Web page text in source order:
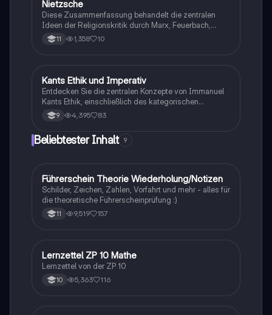
Nietzsche
Diese Zusammenfassung behandelt die zentralen
Ideen der Religionskritik durch Marx, Feuerbach,
Freud und Nietzsche. Sie analysiert Konzepte wie
Atheismus, Nihilismus und die psychoanalytische
welche philosophischen Ansätze sie vertreten. Ideal
für Studierende der Philosophie und
Religionswissenschaften.
11 1,358 10
Philosophie
Kants Ethik und Imperativ
Entdecken Sie die zentralen Konzepte von Immanuel
Kants Ethik, einschließlich des kategorischen
Imperativs, des guten Willens und der
deontologischen Ethik. Diese Zusammenfassung
bietet einen klaren Überblick über Kants Leben, seine
philosophischen Ansätze und deren Anwendung auf
9 4,395 83
Beliebtester Inhalt 9
FLerntipps
Führerschein Theorie Wiederholung/Notizen
Schilder, Zeichen, Zahlen, Vorfahrt und mehr - alles für
die theoretische Führerscheinprüfung :)
11 9,519 157
Mathe
Lernzettel ZP 10 Mathe
Lernzettel von der ZP 10
10 5,363 116